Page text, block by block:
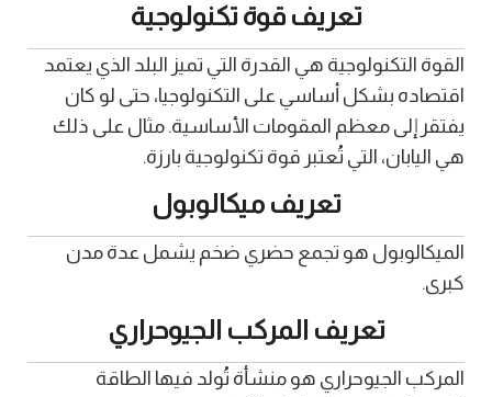
تعريف قوة تكنولوجية
القوة التكنولوجية هي القدرة التي تميز البلد الذي يعتمد
اقتصاده بشكل أساسي على التكنولوجيا، حتى لو كان
يفتقر إلى معظم المقومات الأساسية. مثال على ذلك
هي اليابان، التي تُعتبر قوة تكنولوجية بارزة.
تعريف ميكالوبول
الميكالوبول هو تجمع حضري ضخم يشمل عدة مدن
كبرى.
تعريف المركب الجيوحراري
المركب الجيوحراري هو منشأة تُولد فيها الطاقة